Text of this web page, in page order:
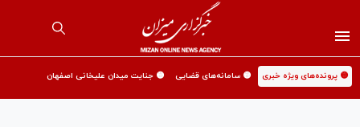
🟡 پرونده‌های ویژه خبری 🟡 سامانه‌های قضایی 🟡 جنایت میدان علیخانی اصفهان